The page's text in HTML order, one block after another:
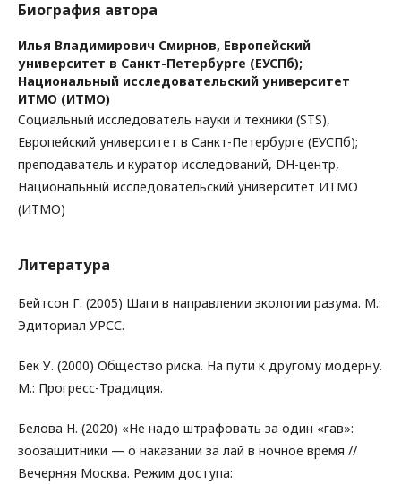
Биография автора
Илья Владимирович Смирнов, Европейский
университет в Санкт-Петербурге (ЕУСПб);
Национальный исследовательский университет
ИТМО (ИТМО)
Cоциальный исследователь науки и техники (STS),
Европейский университет в Санкт-Петербурге (ЕУСПб);
преподаватель и куратор исследований, DH-центр,
Национальный исследовательский университет ИТМО
(ИТМО)
Литература
Бейтсон Г. (2005) Шаги в направлении экологии разума. М.:
Эдиториал УРСС.
Бек У. (2000) Общество риска. На пути к другому модерну.
М.: Прогресс-Традиция.
Белова Н. (2020) «Не надо штрафовать за один «гав»:
зоозащитники — о наказании за лай в ночное время //
Вечерняя Москва. Режим доступа: